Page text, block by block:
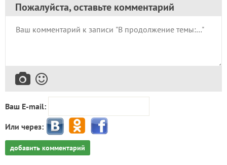
Пожалуйста, оставьте комментарий
Ваш E-mail:
Или через:
добавить комментарий